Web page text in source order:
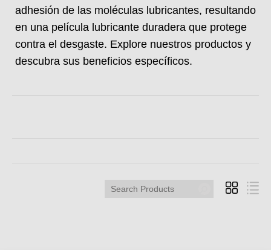
adhesión de las moléculas lubricantes, resultando
en una película lubricante duradera que protege
contra el desgaste. Explore nuestros productos y
descubra sus beneficios específicos.
Search